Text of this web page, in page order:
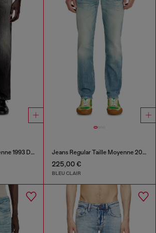
Jeans Slim Taille Moyenne 1993 D-Vyl Jeans Regular Taille Moyenne 2023 D-Finitive
225,00 €
BLEU CLAIR